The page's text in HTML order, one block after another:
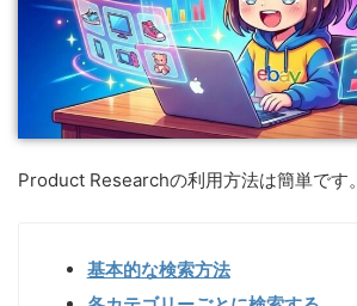
Product Researchの利用方法は簡単です。
基本的な検索方法